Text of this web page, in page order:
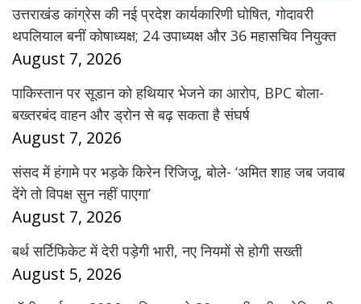
उत्तराखंड कांग्रेस की नई प्रदेश कार्यकारिणी घोषित, गोदावरी
थपलियाल बनीं कोषाध्यक्ष; 24 उपाध्यक्ष और 36 महासचिव नियुक्त
August 7, 2026
पाकिस्तान पर सूडान को हथियार भेजने का आरोप, BPC बोला-
बख्तरबंद वाहन और ड्रोन से बढ़ सकता है संघर्ष
August 7, 2026
संसद में हंगामे पर भड़के किरेन रिजिजू, बोले- ‘अमित शाह जब जवाब
देंगे तो विपक्ष सुन नहीं पाएगा’
August 7, 2026
बर्थ सर्टिफिकेट में देरी पड़ेगी भारी, नए नियमों से होगी सख्ती
August 5, 2026